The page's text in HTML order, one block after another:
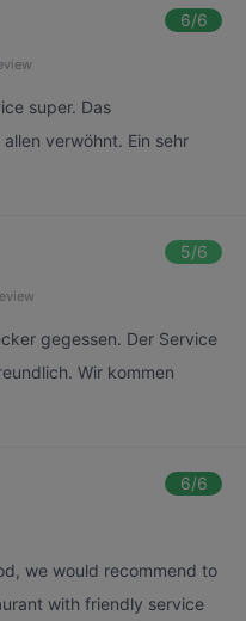
6/6
super. Das
verwöhnt. Ein sehr
5/6
gegessen. Der Service
Wir kommen
6/6
we would recommend to
with friendly service